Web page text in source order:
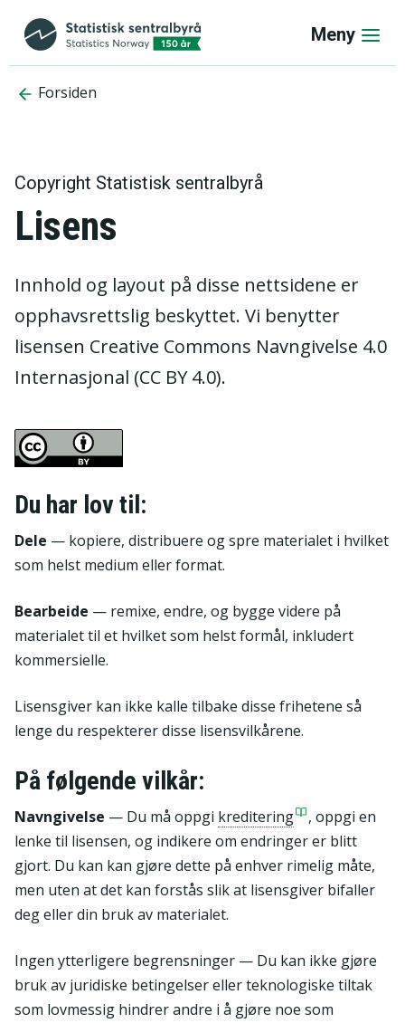
Meny
Forsiden
Copyright Statistisk sentralbyrå
Lisens
Innhold og layout på disse nettsidene er
opphavsrettslig beskyttet. Vi benytter
lisensen Creative Commons Navngivelse 4.0
Internasjonal (CC BY 4.0).
Du har lov til:
Dele — kopiere, distribuere og spre materialet i hvilket
som helst medium eller format.
Bearbeide — remixe, endre, og bygge videre på
materialet til et hvilket som helst formål, inkludert
kommersielle.
Lisensgiver kan ikke kalle tilbake disse frihetene så
lenge du respekterer disse lisensvilkårene.
På følgende vilkår:
Navngivelse — Du må oppgi kreditering
, oppgi en
lenke til lisensen, og indikere om endringer er blitt
gjort. Du kan kan gjøre dette på enhver rimelig måte,
men uten at det kan forstås slik at lisensgiver bifaller
deg eller din bruk av materialet.
Ingen ytterligere begrensninger — Du kan ikke gjøre
bruk av juridiske betingelser eller teknologiske tiltak
som lovmessig hindrer andre i å gjøre noe som